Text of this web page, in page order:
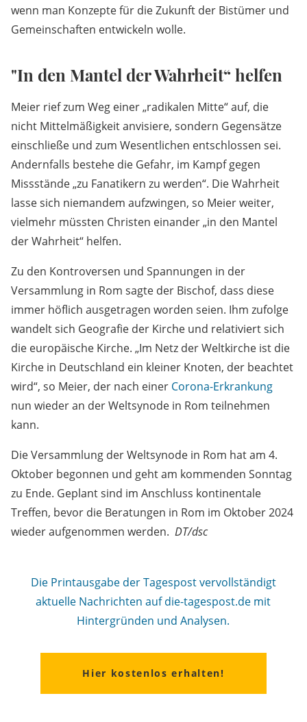
wenn man Konzepte für die Zukunft der Bistümer und
Gemeinschaften entwickeln wolle.
"In den Mantel der Wahrheit“ helfen
Meier rief zum Weg einer „radikalen Mitte“ auf, die
nicht Mittelmäßigkeit anvisiere, sondern Gegensätze
einschließe und zum Wesentlichen entschlossen sei.
Andernfalls bestehe die Gefahr, im Kampf gegen
Missstände „zu Fanatikern zu werden“. Die Wahrheit
lasse sich niemandem aufzwingen, so Meier weiter,
vielmehr müssten Christen einander „in den Mantel
der Wahrheit“ helfen.
Zu den Kontroversen und Spannungen in der
Versammlung in Rom sagte der Bischof, dass diese
immer höflich ausgetragen worden seien. Ihm zufolge
wandelt sich Geografie der Kirche und relativiert sich
die europäische Kirche. „Im Netz der Weltkirche ist die
Kirche in Deutschland ein kleiner Knoten, der beachtet
wird“, so Meier, der nach einer Corona-Erkrankung
nun wieder an der Weltsynode in Rom teilnehmen
kann.
Die Versammlung der Weltsynode in Rom hat am 4.
Oktober begonnen und geht am kommenden Sonntag
zu Ende. Geplant sind im Anschluss kontinentale
Treffen, bevor die Beratungen in Rom im Oktober 2024
wieder aufgenommen werden. DT/dsc
Die Printausgabe der Tagespost vervollständigt
aktuelle Nachrichten auf die-tagespost.de mit
Hintergründen und Analysen.
Hier kostenlos erhalten!